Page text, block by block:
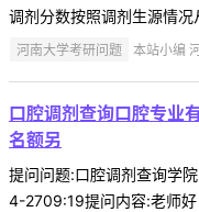
调剂分数按照调剂生源情况
河南大学考研问题 本站小编
口腔调剂查询口腔专业
名额另
提问问题:口腔调剂查询学
4-2709:19提问内容:老师好